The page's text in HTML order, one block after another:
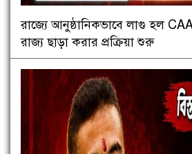
রাজ্যে আনুষ্ঠানিকভাবে লাগু হল
রাজ্য ছাড়া করার প্রক্রিয়া শুরু